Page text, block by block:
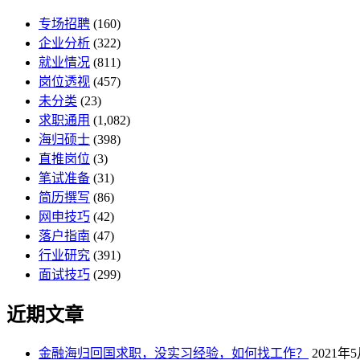
专场招聘 (160)
企业分析 (322)
就业情况 (811)
岗位透视 (457)
未分类 (23)
求职通用 (1,082)
海归硕士 (398)
直推岗位 (3)
笔试准备 (31)
简历撰写 (86)
网申技巧 (42)
落户指南 (47)
行业研究 (391)
面试技巧 (299)
近期文章
金融海归回国求职，没实习经验，如何找工作？
2021年5